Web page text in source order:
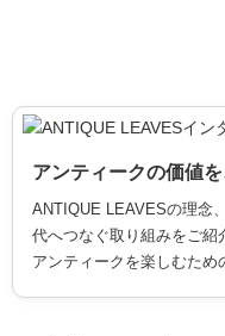
アンティークの価値を
ANTIQUE LEAVESの理念
代へつなぐ取り組みをご紹
アンティークを楽しむため